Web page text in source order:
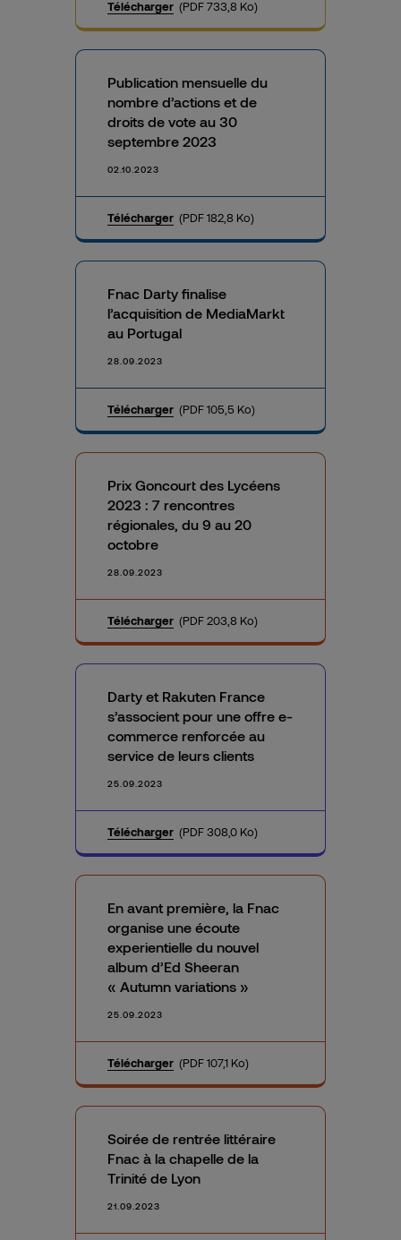
Télécharger (PDF 733,8 Ko)
Publication mensuelle du
nombre d’actions et de
droits de vote au 30
septembre 2023
02.10.2023
Télécharger (PDF 182,8 Ko)
Fnac Darty finalise
l’acquisition de MediaMarkt
au Portugal
28.09.2023
Télécharger (PDF 105,5 Ko)
Prix Goncourt des Lycéens
2023 : 7 rencontres
régionales, du 9 au 20
octobre
28.09.2023
Télécharger (PDF 203,8 Ko)
Darty et Rakuten France
s’associent pour une offre e-
commerce renforcée au
service de leurs clients
25.09.2023
Télécharger (PDF 308,0 Ko)
En avant première, la Fnac
organise une écoute
experientielle du nouvel
album d’Ed Sheeran
« Autumn variations »
25.09.2023
Télécharger (PDF 107,1 Ko)
Soirée de rentrée littéraire
Fnac à la chapelle de la
Trinité de Lyon
21.09.2023